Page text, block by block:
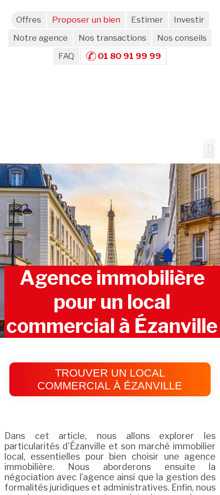
Offres Proposer un bien Estimer
Investir
Notre agence
Nos transactions
Nos conseils
FAQ
01 80 91 99 99
Agence immobilière
pour un local
commercial à Ézanville
TROUVER UN LOCAL
COMMERCIAL À ÉZANVILLE
Dans cet article, nous allons explorer les
particularités d'Ézanville et son marché immobilier
local, essentielles pour bien choisir une agence
immobilière. Nous aborderons ensuite la
négociation avec l’agence ainsi que la gestion des
formalités juridiques et administratives. Enfin, nous